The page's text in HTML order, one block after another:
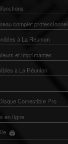
complet professionnel
à La Réunion
et imprimantes
à La Réunion
Comestible Pro
en ligne
🖨️
👕